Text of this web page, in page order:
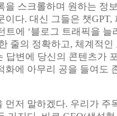
을 스크롤하며 원하는 정
이다. 대신 그들은 챗GPT,
트에 ‘블로그 트래픽을 늘
줄의 정확하고, 체계적인
답변에 당신의 콘텐츠가
화에 아무리 공을 들여도
먼저 말하겠다. 우리가 주